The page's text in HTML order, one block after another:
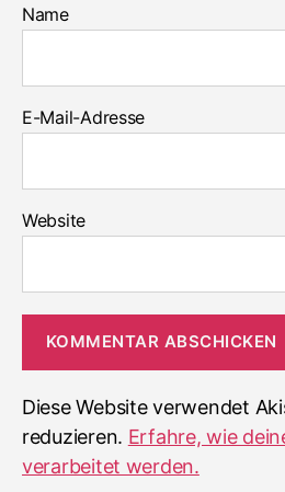
Name
E-Mail-Adresse
Website
Diese Website verwendet
reduzieren. Erfahre, wie
verarbeitet werden.